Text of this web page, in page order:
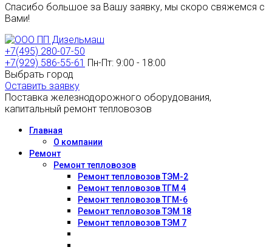
Спасибо большое за Вашу заявку, мы скоро свяжемся с
Вами!
+7(495) 280-07-50
+7(929) 586-55-61 Пн-Пт: 9:00 - 18:00
Выбрать город
Оставить заявку
Поставка железнодорожного оборудования,
капитальный ремонт тепловозов
Главная
О компании
Ремонт
Ремонт тепловозов
Ремонт тепловозов ТЭМ-2
Ремонт тепловозов ТГМ 4
Ремонт тепловозов ТГМ-6
Ремонт тепловозов ТЭМ 18
Ремонт тепловозов ТЭМ 7